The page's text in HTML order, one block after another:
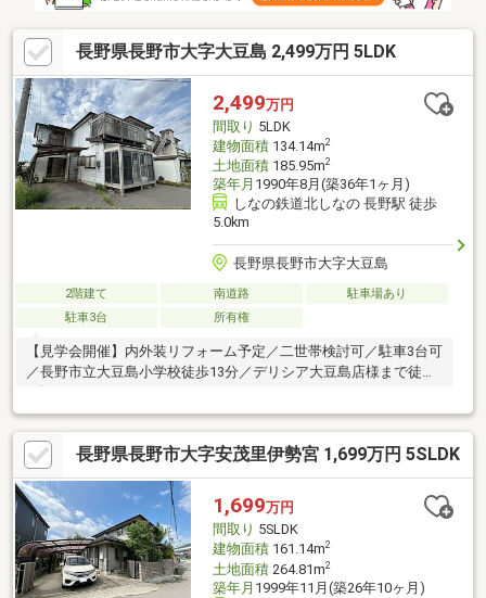
長野県長野市大字大豆島 2,499万円 5LDK
2,499万円
間取り 5LDK
建物面積134.14m2
土地面積185.95m2
築年月 1990年8月(築36年1ヶ月)
しなの鉄道北しなの 長野駅 徒歩
5.0km
長野県長野市大字大豆島
2階建て 南道路
駐車場あり
駐車3台
所有権
【見学会開催】内外装リフォーム予定／二世帯検討可／駐車3台可
／長野市立大豆島小学校徒歩13分／デリシア大豆島店様まで徒歩
長野県長野市大字安茂里伊勢宮 1,699万円 5SLDK
1,699万円
間取り 5SLDK
建物面積161.14m2
土地面積264.81m2
築年月 1999年11月(築26年10ヶ月)